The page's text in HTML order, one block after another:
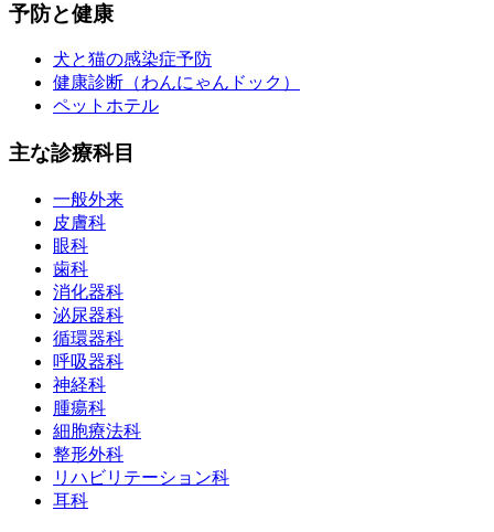
予防と健康
犬と猫の感染症予防
健康診断（わんにゃんドック）
ペットホテル
主な診療科目
一般外来
皮膚科
眼科
歯科
消化器科
泌尿器科
循環器科
呼吸器科
神経科
腫瘍科
細胞療法科
整形外科
リハビリテーション科
耳科